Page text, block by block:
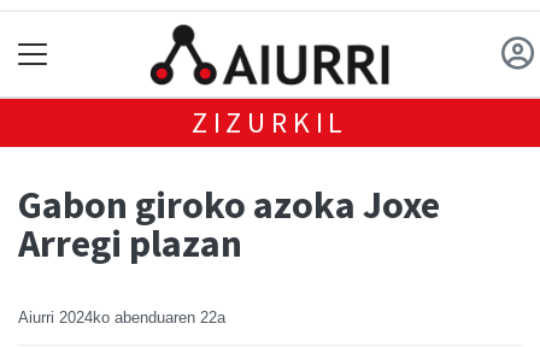
ZIZURKIL
Gabon giroko azoka Joxe
Arregi plazan
Aiurri 2024ko abenduaren 22a